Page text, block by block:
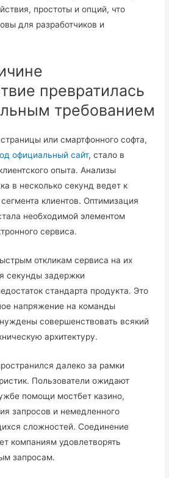
простоты и опций, что
для разработчиков и
превратилась
требованием
или смартфонного софта,
официальный сайт, стало в
опыта. Анализы
в несколько секунд ведет к
клиентов. Оптимизация
необходимой элементом
сервиса.
откликам сервиса на их
секунды задержки
стандарта продукта. Это
напряжение на команды
совершенствовать всякий
архитектуру.
далеко за рамки
Пользователи ожидают
помощи мостбет казино,
запросов и немедленного
сложностей. Соединение
компаниям удовлетворять
запросам.